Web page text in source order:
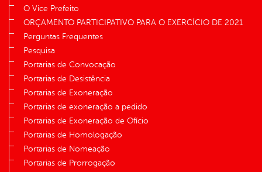
O Vice Prefeito
ORÇAMENTO PARTICIPATIVO PARA O EXERCÍCIO DE 2021
Perguntas Frequentes
Pesquisa
Portarias de Convocação
Portarias de Desistência
Portarias de Exoneração
Portarias de exoneração a pedido
Portarias de Exoneração de Ofício
Portarias de Homologação
Portarias de Nomeação
Portarias de Prorrogação